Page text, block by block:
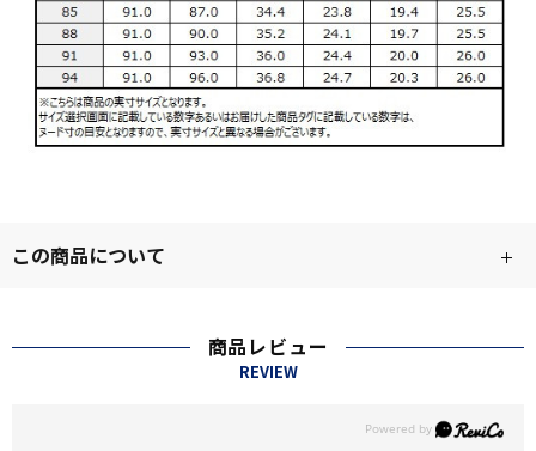
この商品について
商品レビュー
REVIEW